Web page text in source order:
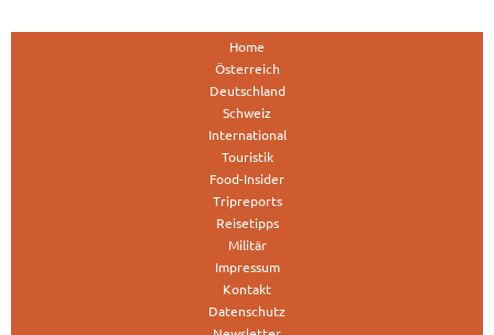
Home
Österreich
Deutschland
Schweiz
International
Touristik
Food-Insider
Tripreports
Reisetipps
Militär
Impressum
Kontakt
Datenschutz